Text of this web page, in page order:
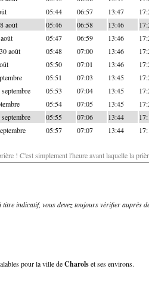
05:44 06:57 13:47
août 05:46 06:58 13:46
05:47 06:59 13:46
août 05:48 07:00 13:46
05:50 07:01 13:46
05:51 07:03 13:45
05:53 07:04 13:45
05:54 07:05 13:45
05:55 07:06 13:44
05:57 07:07 13:44
! C'est simplement l'heure avant laquelle la
indicatif, vous devez toujours vérifier auprès
pour la ville deCharolset ses environs.